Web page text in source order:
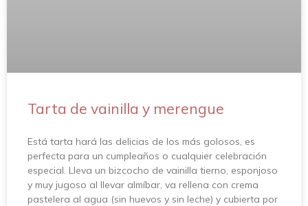
Tarta de vainilla y merengue
Está tarta hará las delicias de los más golosos, es
perfecta para un cumpleaños o cualquier celebración
especial. Lleva un bizcocho de vainilla tierno, esponjoso
y muy jugoso al llevar almíbar, va rellena con crema
pastelera al agua (sin huevos y sin leche) y cubierta por